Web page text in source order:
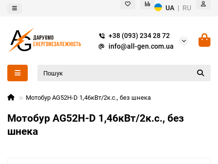
UA | RU
+38 (093) 234 28 72
info@all-gen.com.ua
Мотобур AG52H-D 1,46кВт/2к.с., без шнека
Мотобур AG52H-D 1,46кВт/2к.с., без
шнека